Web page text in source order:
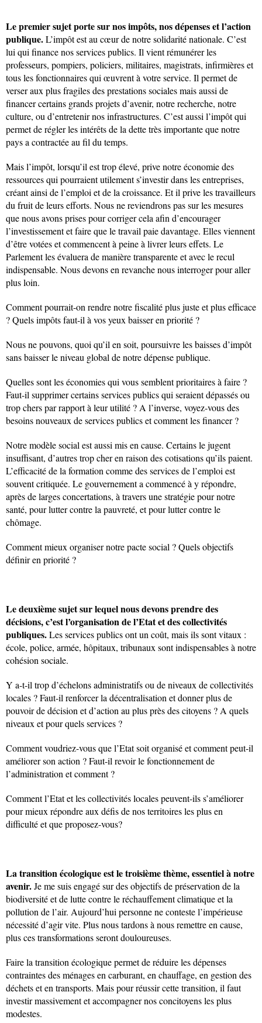
Le premier sujet porte sur nos impôts, nos dépenses et l’action
publique.L’impôt est au cœur de notre solidarité nationale. C’est
lui qui finance nos services publics. Il vient rémunérer les
professeurs, pompiers, policiers, militaires, magistrats, infirmières et
tous les fonctionnaires qui œuvrent à votre service. Il permet de
verser aux plus fragiles des prestations sociales mais aussi de
financer certains grands projets d’avenir, notre recherche, notre
culture, ou d’entretenir nos infrastructures. C’est aussi l’impôt qui
permet de régler les intérêts de la dette très importante que notre
pays a contractée au fil du temps.
Mais l’impôt, lorsqu’il est trop élevé, prive notre économie des
ressources qui pourraient utilement s’investir dans les entreprises,
créant ainsi de l’emploi et de la croissance. Et il prive les travailleurs
du fruit de leurs efforts. Nous ne reviendrons pas sur les mesures
que nous avons prises pour corriger cela afin d’encourager
l’investissement et faire que le travail paie davantage. Elles viennent
d’être votées et commencent à peine à livrer leurs effets. Le
Parlement les évaluera de manière transparente et avec le recul
indispensable. Nous devons en revanche nous interroger pour aller
plus loin.
Comment pourrait-on rendre notre fiscalité plus juste et plus efficace
? Quels impôts faut-il à vos yeux baisser en priorité ?
Nous ne pouvons, quoi qu’il en soit, poursuivre les baisses d’impôt
sans baisser le niveau global de notre dépense publique.
Quelles sont les économies qui vous semblent prioritaires à faire ?
Faut-il supprimer certains services publics qui seraient dépassés ou
trop chers par rapport à leur utilité ? A l’inverse, voyez-vous des
besoins nouveaux de services publics et comment les financer ?
Notre modèle social est aussi mis en cause. Certains le jugent
insuffisant, d’autres trop cher en raison des cotisations qu’ils paient.
L’efficacité de la formation comme des services de l’emploi est
souvent critiquée. Le gouvernement a commencé à y répondre,
après de larges concertations, à travers une stratégie pour notre
santé, pour lutter contre la pauvreté, et pour lutter contre le
chômage.
Comment mieux organiser notre pacte social ? Quels objectifs
définir en priorité ?
Le deuxième sujet sur lequel nous devons prendre des
décisions, c’est l’organisation de l’Etat et des collectivités
publiques.Les services publics ont un coût, mais ils sont vitaux :
école, police, armée, hôpitaux, tribunaux sont indispensables à notre
cohésion sociale.
Y a-t-il trop d’échelons administratifs ou de niveaux de collectivités
locales ? Faut-il renforcer la décentralisation et donner plus de
pouvoir de décision et d’action au plus près des citoyens ? A quels
niveaux et pour quels services ?
Comment voudriez-vous que l’Etat soit organisé et comment peut-il
améliorer son action ? Faut-il revoir le fonctionnement de
l’administration et comment ?
Comment l’Etat et les collectivités locales peuvent-ils s’améliorer
pour mieux répondre aux défis de nos territoires les plus en
difficulté et que proposez-vous?
La transition écologique est le troisième thème, essentiel à notre
avenir.Je me suis engagé sur des objectifs de préservation de la
biodiversité et de lutte contre le réchauffement climatique et la
pollution de l’air. Aujourd’hui personne ne conteste l’impérieuse
nécessité d’agir vite. Plus nous tardons à nous remettre en cause,
plus ces transformations seront douloureuses.
Faire la transition écologique permet de réduire les dépenses
contraintes des ménages en carburant, en chauffage, en gestion des
déchets et en transports. Mais pour réussir cette transition, il faut
investir massivement et accompagner nos concitoyens les plus
modestes.